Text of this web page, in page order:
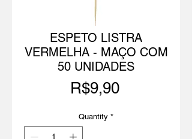
ESPETO LISTRA
VERMELHA - MAÇO COM
50 UNIDADES
R$9,90Price
Quantity *